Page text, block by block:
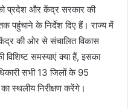
को प्रदेश और केंद्र सरकार की
पहुंचाने के निर्देश दिए हैं। राज्य में
की ओर से संचालित विकास
विशिष्ट समस्याएं क्या हैं, इसका
सभी 13 जिलों के 95
स्थलीय निरीक्षण करेंगे।